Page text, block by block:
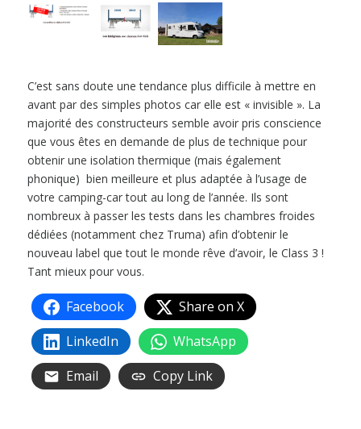
C’est sans doute une tendance plus difficile à mettre en
avant par des simples photos car elle est « invisible ». La
majorité des constructeurs semble avoir pris conscience
que vous êtes en demande de plus de technique pour
obtenir une isolation thermique (mais également
phonique) bien meilleure et plus adaptée à l’usage de
votre camping-car tout au long de l’année. Ils sont
nombreux à passer les tests dans les chambres froides
dédiées (notamment chez Truma) afin d’obtenir le
nouveau label que tout le monde rêve d’avoir, le Class 3 !
Tant mieux pour vous.
Facebook
Share on X
LinkedIn
WhatsApp
Email
Copy Link